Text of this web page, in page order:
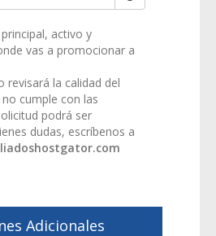
activo y
vas a promocionar a
revisará la calidad del
cumple con las
podrá ser
dudas, escríbenos a
Adicionales